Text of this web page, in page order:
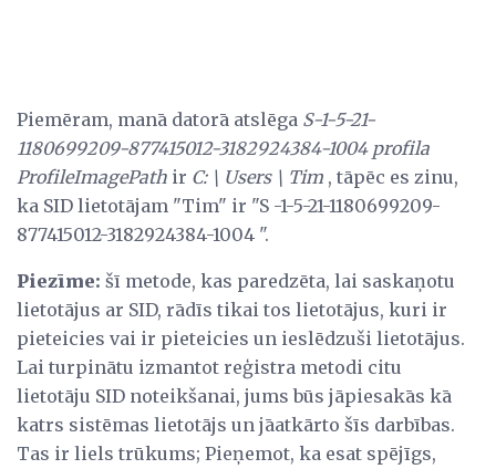
Piemēram, manā datorā atslēga S-1-5-21-
1180699209-877415012-3182924384-1004 profila
ProfileImagePath ir C: \ Users \ Tim , tāpēc es zinu,
ka SID lietotājam "Tim" ir "S -1-5-21-1180699209-
877415012-3182924384-1004 ".
Piezīme: šī metode, kas paredzēta, lai saskaņotu
lietotājus ar SID, rādīs tikai tos lietotājus, kuri ir
pieteicies vai ir pieteicies un ieslēdzuši lietotājus.
Lai turpinātu izmantot reģistra metodi citu
lietotāju SID noteikšanai, jums būs jāpiesakās kā
katrs sistēmas lietotājs un jāatkārto šīs darbības.
Tas ir liels trūkums; Pieņemot, ka esat spējīgs,